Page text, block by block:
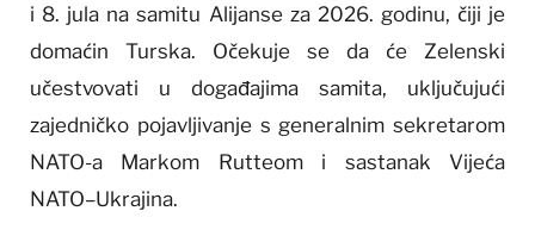
i 8. jula na samitu Alijanse za 2026. godinu, čiji je
domaćin Turska. Očekuje se da će Zelenski
učestvovati u događajima samita, uključujući
zajedničko pojavljivanje s generalnim sekretarom
NATO-a Markom Rutteom i sastanak Vijeća
NATO–Ukrajina.